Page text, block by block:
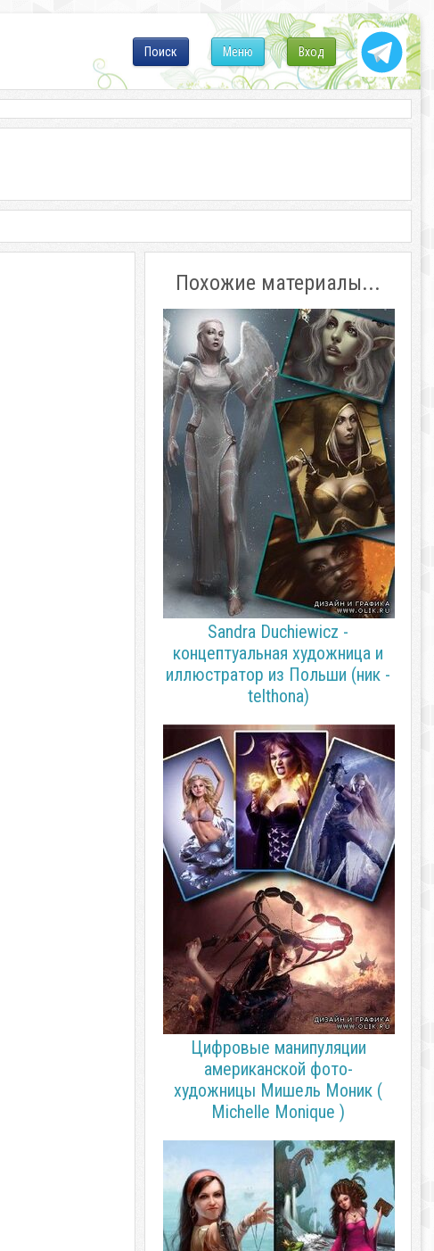
Вход
Меню
Поиск
Похожие материалы...
Sandra Duchiewicz -
концептуальная художница и
иллюстратор из Польши (ник -
telthona)
Цифровые манипуляции
американской фото-
художницы Мишель Моник (
Michelle Monique )